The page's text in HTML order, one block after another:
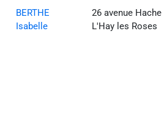
BERTHE
Isabelle
26 avenue Hache
L'Hay les Roses